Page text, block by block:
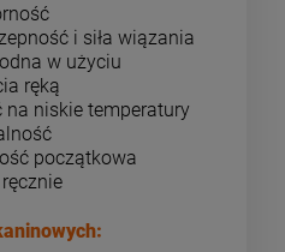
i siła wiązania
w użyciu
ręką
na niskie temperatury
początkowa